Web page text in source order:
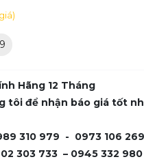
Hãng 12 Tháng
tôi để nhận báo giá tốt
310 979 - 0973 106 269
303 733 – 0945 332 980